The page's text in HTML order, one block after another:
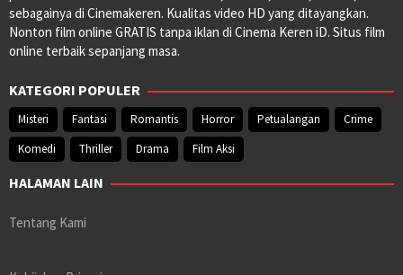
sebagainya di Cinemakeren. Kualitas video HD yang ditayangkan.
Nonton film online GRATIS tanpa iklan di Cinema Keren iD. Situs film
online terbaik sepanjang masa.
KATEGORI POPULER
Misteri Fantasi Romantis Horror Petualangan
Crime
Komedi
Thriller Drama Film Aksi
HALAMAN LAIN
Tentang Kami